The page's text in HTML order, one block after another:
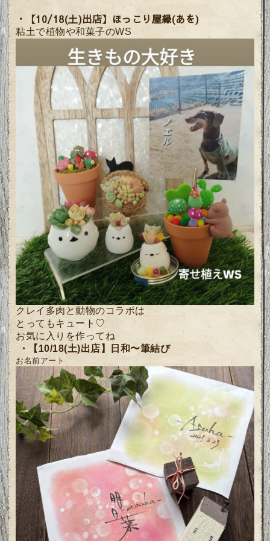
・【10/18(土)出店】ほっこり屋縁(あを)
粘土で植物や和菓子のWS
クレイ多肉と動物のコラボは
とってもキュート♡
お気に入りを作ってね
・
【10/18(土)出店】 日和〜筆結び
お名前アート